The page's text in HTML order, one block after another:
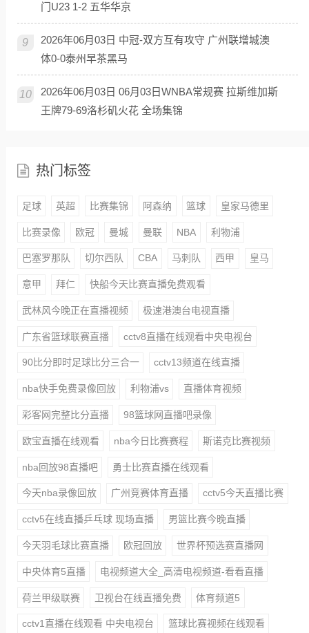
门U23 1-2 五华华京
9
2026年06月03日 中冠-双方互有攻守 广州联增城澳
体0-0泰州早茶黑马
10
2026年06月03日 06月03日WNBA常规赛 拉斯维加斯
王牌79-69洛杉矶火花 全场集锦
热门标签
足球 英超 比赛集锦 阿森纳 篮球 皇家马德里
比赛录像 欧冠 曼城 曼联 NBA 利物浦
巴塞罗那队 切尔西队 CBA 马刺队 西甲 皇马
意甲 拜仁 快船今天比赛直播免费观看
武林风今晚正在直播视频 极速港澳台电视直播
广东省篮球联赛直播 cctv8直播在线观看中央电视台
90比分即时足球比分三合一 cctv13频道在线直播
nba快手免费录像回放 利物浦vs 直播体育视频
彩客网完整比分直播 98篮球网直播吧录像
欧宝直播在线观看 nba今日比赛赛程 斯诺克比赛视频
nba回放98直播吧 勇士比赛直播在线观看
今天nba录像回放 广州竞赛体育直播 cctv5今天直播比赛
cctv5在线直播乒乓球 现场直播 男篮比赛今晚直播
今天羽毛球比赛直播 欧冠回放 世界杯预选赛直播网
中央体育5直播 电视频道大全_高清电视频道-看看直播
荷兰甲级联赛 卫视台在线直播免费 体育频道5
cctv1直播在线观看 中央电视台 篮球比赛视频在线观看